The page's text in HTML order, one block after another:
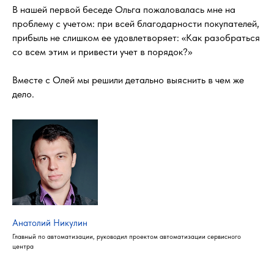
В нашей первой беседе Ольга пожаловалась мне на
проблему с учетом: при всей благодарности покупателей,
прибыль не слишком ее удовлетворяет: «Как разобраться
со всем этим и привести учет в порядок?»
Вместе с Олей мы решили детально выяснить в чем же
дело.
Анатолий Никулин
Главный по автоматизации, руководил проектом автоматизации сервисного
центра